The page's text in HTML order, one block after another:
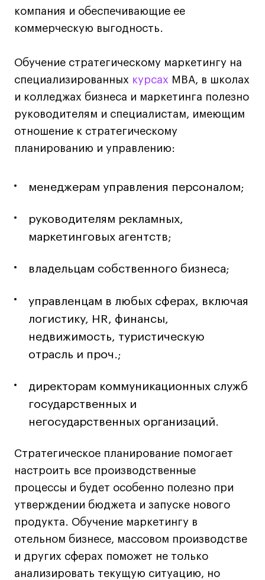
Интенсивы
Маркетинг
Контент
Иллюстрация
Диджитал
Интерьер
Лайфстайл
Онлайн
Искусство
Фотография
Все программы
Специалист кино- и медиапродакшена
Графический дизайнер
Технолог-конструктор одежды
Коммерческий фотограф
Все программы
Для школьников
Интенсивы
Среднесрочные
Долгосрочные
Все программы
компания и обеспечивающие ее
коммерческую выгодность.
Обучение стратегическому маркетингу на
специализированных курсах MBA, в школах
и колледжах бизнеса и маркетинга полезно
руководителям и специалистам, имеющим
отношение к стратегическому
планированию и управлению:
менеджерам управления персоналом;
руководителям рекламных,
маркетинговых агентств;
владельцам собственного бизнеса;
управленцам в любых сферах, включая
логистику, HR, финансы,
недвижимость, туристическую
отрасль и проч.;
директорам коммуникационных служб
государственных и
негосударственных организаций.
Стратегическое планирование помогает
настроить все производственные
процессы и будет особенно полезно при
утверждении бюджета и запуске нового
продукта. Обучение маркетингу в
отельном бизнесе, массовом производстве
и других сферах поможет не только
анализировать текущую ситуацию, но